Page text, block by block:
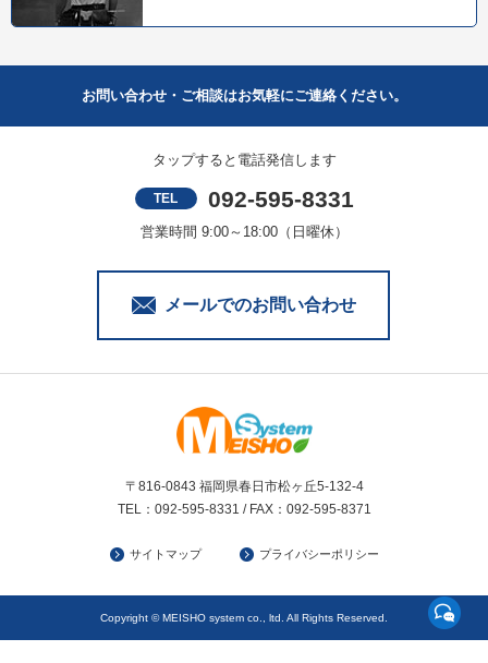
お問い合わせ・ご相談はお気軽にご連絡ください。
タップすると電話発信します
TEL 092-595-8331
営業時間 9:00～18:00（日曜休）
メールでのお問い合わせ
〒816-0843 福岡県春日市松ヶ丘5-132-4
TEL：092-595-8331 / FAX：092-595-8371
サイトマップ プライバシーポリシー
Copyright © MEISHO system co., ltd. All Rights Reserved.